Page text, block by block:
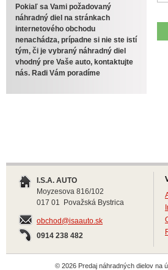
Pokiaľ sa Vami požadovaný
náhradný diel na stránkach
internetového obchodu
nenachádza, prípadne si nie ste istí
tým, či je vybraný náhradný diel
vhodný pre Vaše auto, kontaktujte
nás. Radi Vám poradíme
I.S.A. AUTO
Moyzesova 816/102
017 01 Považská Bystrica
obchod@isaauto.sk
0914 238 482
© 2026 Predaj náhradných dielov na